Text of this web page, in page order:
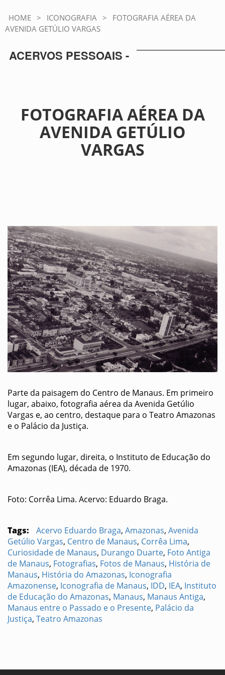
HOME > ICONOGRAFIA >
FOTOGRAFIA AÉREA DA
AVENIDA GETÚLIO VARGAS
ACERVOS PESSOAIS -
FOTOGRAFIA AÉREA DA
AVENIDA GETÚLIO
VARGAS
Parte da paisagem do Centro de Manaus. Em primeiro
lugar, abaixo, fotografia aérea da Avenida Getúlio
Vargas e, ao centro, destaque para o Teatro Amazonas
e o Palácio da Justiça.
Em segundo lugar, direita, o Instituto de Educação do
Amazonas (IEA), década de 1970.
Foto: Corrêa Lima. Acervo: Eduardo Braga.
Tags: Acervo Eduardo Braga, Amazonas, Avenida
Getúlio Vargas, Centro de Manaus, Corrêa Lima,
Curiosidade de Manaus, Durango Duarte, Foto Antiga
de Manaus, Fotografias, Fotos de Manaus, História de
Manaus, História do Amazonas, Iconografia
Amazonense, Iconografia de Manaus, IDD, IEA, Instituto
de Educação do Amazonas, Manaus, Manaus Antiga,
Manaus entre o Passado e o Presente, Palácio da
Justiça, Teatro Amazonas